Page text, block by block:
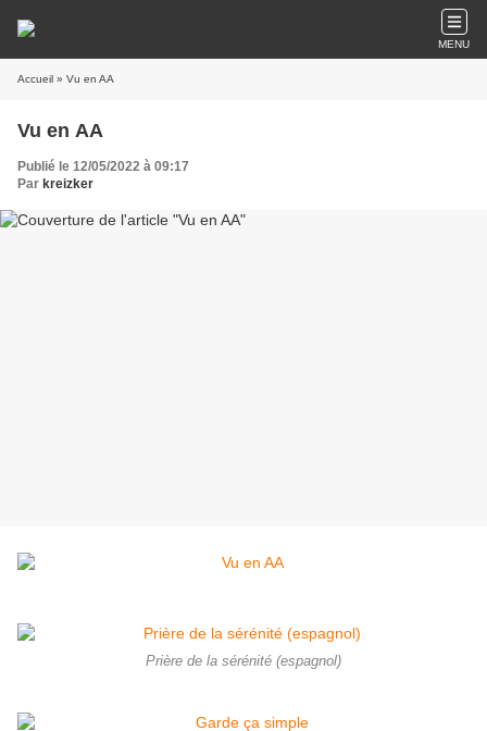
MENU
Accueil » Vu en AA
Vu en AA
Publié le 12/05/2022 à 09:17
Par kreizker
Prière de la sérénité (espagnol)